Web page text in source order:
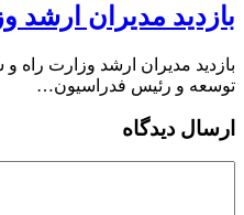
بازدید مدیران ارشد
بازدید مدیران ارشد وزارت
توسعه و رئیس فدراسیون…
ارسال دیدگاه